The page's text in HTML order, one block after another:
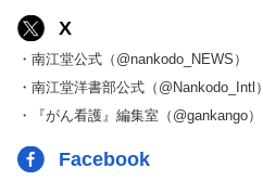
X
・南江堂公式（@nankodo_NEWS）
・南江堂洋書部公式（@Nankodo_Intl）
・『がん看護』編集室（@gankango）
Facebook